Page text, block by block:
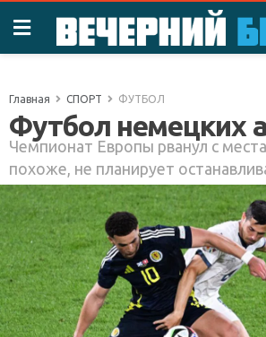
Главная СПОРТ ФУТБОЛ
Футбол немецких
Чемпионат Европы рванул с места
похоже, не планирует